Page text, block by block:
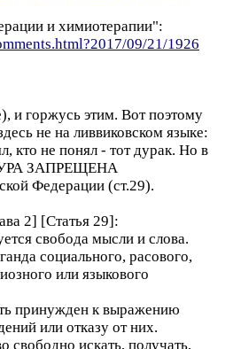
и химиотерапии":
09/21/1926
и горжусь этим. Вот поэтому
не на ливвиковском языке:
кто не понял - тот дурак. Но в
ЗАПРЕЩЕНА
Федерации (ст.29).
2] [Статья 29]:
свобода мысли и слова.
социального, расового,
или языкового
принужден к выражению
или отказу от них.
свободно искать, получать,